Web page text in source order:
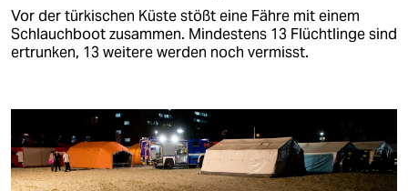
Vor der türkischen Küste stößt eine Fähre mit einem
Schlauchboot zusammen. Mindestens 13 Flüchtlinge sind
ertrunken, 13 weitere werden noch vermisst.